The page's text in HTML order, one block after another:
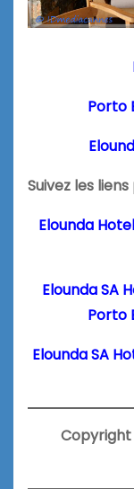
Porto
Suivez les
Elounda
Elounda SA
Porto
Elounda SA
Copyright